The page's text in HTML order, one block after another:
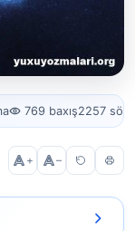
769 baxış2257 söz
+ –